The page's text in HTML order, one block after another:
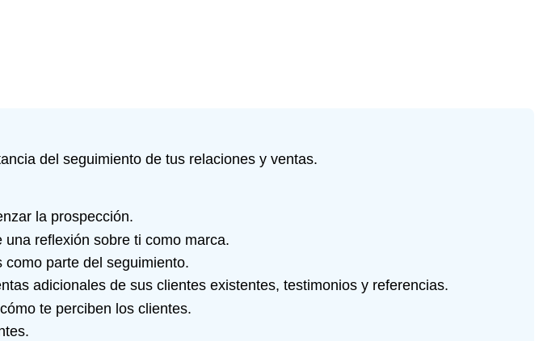
del seguimiento de tus relaciones y ventas.
la prospección.
reflexión sobre ti como marca.
parte del seguimiento.
adicionales de sus clientes existentes, testimonios y referencias.
te perciben los clientes.